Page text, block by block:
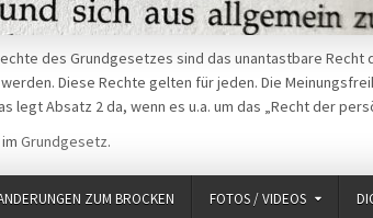
des Grundgesetzes sind das unantastbare Recht
Diese Rechte gelten für jeden. Die
legt Absatz 2 da, wenn es u.a. um das „Recht der
Grundgesetz.
ZUM BROCKEN FOTOS / VIDEOS